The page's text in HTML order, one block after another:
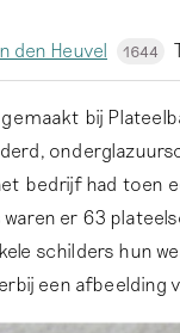
den Heuvel 1644
gemaakt bij
bedrijf had toen
waren er 63
schilders hun
een afbeelding